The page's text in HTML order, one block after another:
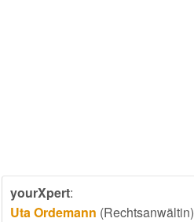
yourXpert:
Uta Ordemann (Rechtsanwältin)